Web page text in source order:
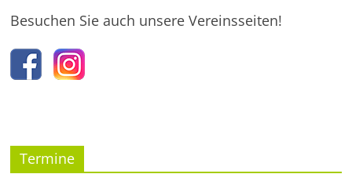
Besuchen Sie auch unsere Vereinsseiten!
Termine